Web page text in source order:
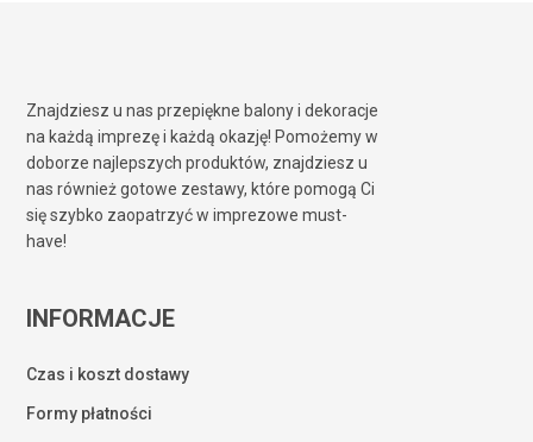
Znajdziesz u nas przepiękne balony i dekoracje
na każdą imprezę i każdą okazję! Pomożemy w
doborze najlepszych produktów, znajdziesz u
nas również gotowe zestawy, które pomogą Ci
się szybko zaopatrzyć w imprezowe must-
have!
INFORMACJE
Czas i koszt dostawy
Formy płatności